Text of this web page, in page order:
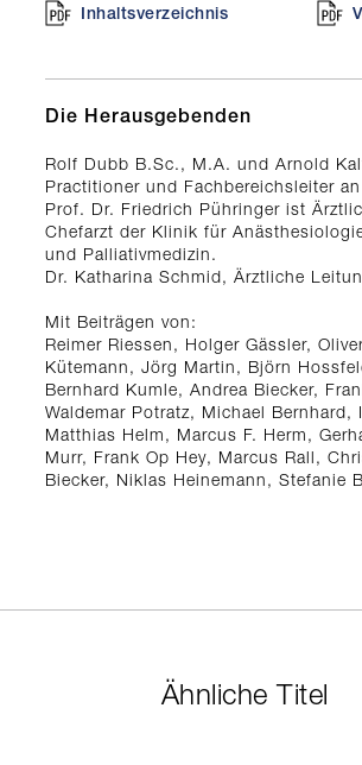
Inhaltsverzeichnis
Die Herausgebenden
Rolf Dubb B.Sc., M.A. und Arnold
Practitioner und Fachbereichsleiter
Prof. Dr. Friedrich Pühringer ist
Chefarzt der Klinik für
und Palliativmedizin.
Dr. Katharina Schmid, Ärztliche
Mit Beiträgen von:
Reimer Riessen, Holger Gässler,
Kütemann, Jörg Martin, Björn
Bernhard Kumle, Andrea Biecker,
Waldemar Potratz, Michael
Matthias Helm, Marcus F. Herm,
Murr, Frank Op Hey, Marcus Rall,
Biecker, Niklas Heinemann, Stefanie
Ähnliche Titel